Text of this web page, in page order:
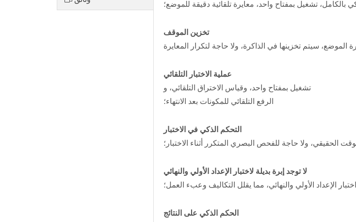
بالكامل، تشغيل بمفتاح واحد، معايرة تلقائية دقيقة للموضع؛
تخزين الموقف
الموضع، سيتم تخزينها في الذاكرة، ولا حاجة لتكرار المعايرة
عملية الاختبار التلقائي
تشغيل بمفتاح واحد، وقياس الاختراق التلقائي، و
الرفع التلقائي للمكونات بعد الانتهاء؛
التحكم الذكي في الاختبار
الحقيقي، ولا حاجة للفحص البصري المتكرر أثناء الاختبار؛
لا توجد إبرة بديلة لاختبار الإعداد الأولي والنهائي
الإعداد الأولي والنهائي، مما يقلل التكاليف وعبء العمل؛
الحكم الذكي على النتائج